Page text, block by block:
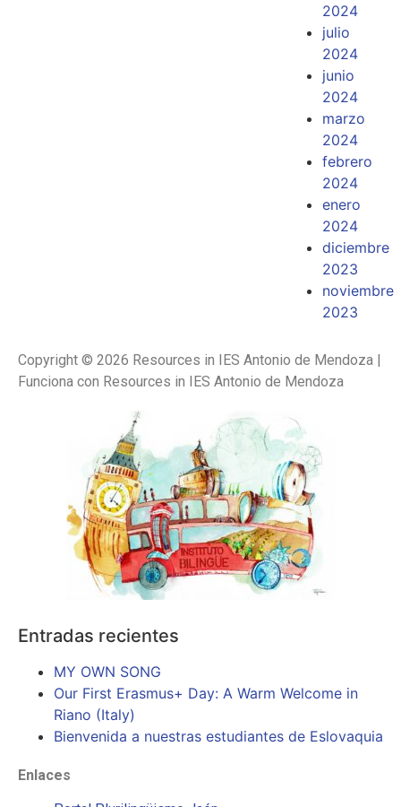
2024
julio
2024
junio
2024
marzo
2024
febrero
2024
enero
2024
diciembre
2023
noviembre
2023
Copyright © 2026 Resources in IES Antonio de Mendoza |
Funciona con Resources in IES Antonio de Mendoza
Entradas recientes
MY OWN SONG
Our First Erasmus+ Day: A Warm Welcome in
Riano (Italy)
Bienvenida a nuestras estudiantes de Eslovaquia
Enlaces